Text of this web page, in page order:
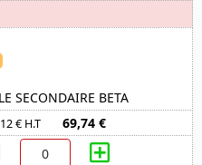
SECONDAIRE BETA
€ H.T 69,74 €